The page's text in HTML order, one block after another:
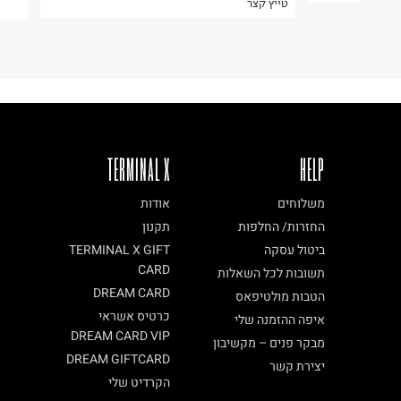
טייץ קצר
TERMINAL X
אודות
תקנון
TERMINAL X GIFT
CARD
DREAM CARD
כרטיס אשראי
DREAM CARD VIP
DREAM GIFTCARD
הקרדיט שלי
HELP
משלוחים
החזרות/ החלפות
ביטול עסקה
תשובות לכל השאלות
הטבות מולטיפאס
איפה ההזמנה שלי
מבקר פנים – מקשיבון
יצירת קשר